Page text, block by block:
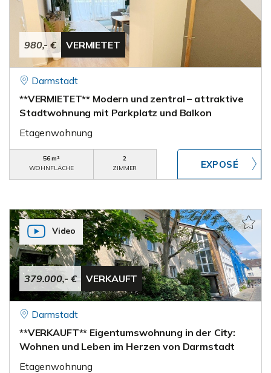
980,- € VERMIETET
Darmstadt
**VERMIETET** Modern und zentral – attraktive
Stadtwohnung mit Parkplatz und Balkon
Etagenwohnung
56 m²
WOHNFLÄCHE
2
ZIMMER
379.000,- € VERKAUFT
Video
Darmstadt
**VERKAUFT** Eigentumswohnung in der City:
Wohnen und Leben im Herzen von Darmstadt
Etagenwohnung